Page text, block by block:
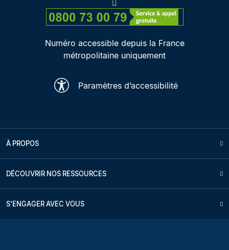
Numéro accessible depuis la France
métropolitaine uniquement
Paramètres d’accessibilité
À PROPOS
DÉCOUVRIR NOS RESSOURCES
S'ENGAGER AVEC VOUS